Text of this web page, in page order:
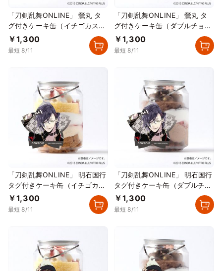
「刀剣乱舞ONLINE」 鶯丸 タ
グ付きケーキ缶（イチゴカスタ
ード）
￥1,300
最短 8/11
「刀剣乱舞ONLINE」 鶯丸 タ
グ付きケーキ缶（ダブルチョコ
レート）
￥1,300
最短 8/11
「刀剣乱舞ONLINE」 明石国行
タグ付きケーキ缶（イチゴカス
タード）
￥1,300
最短 8/11
「刀剣乱舞ONLINE」 明石国行
タグ付きケーキ缶（ダブルチョ
コレート）
￥1,300
最短 8/11